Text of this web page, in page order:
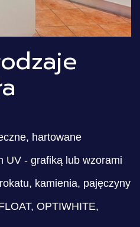
hartowane
UV - grafiką lub wzorami
kamienia, pajęczyny
OPTIWHITE,